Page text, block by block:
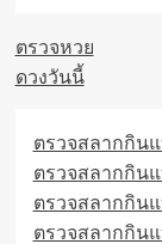
ตรวจหวย
ดวงวันนี้
ตรวจสลากกิน
ตรวจสลากกิน
ตรวจสลากกิน
ตรวจสลากกิน